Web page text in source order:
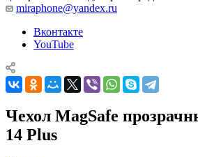
miraphone@yandex.ru
Вконтакте
YouTube
Чехол MagSafe
14 Plus